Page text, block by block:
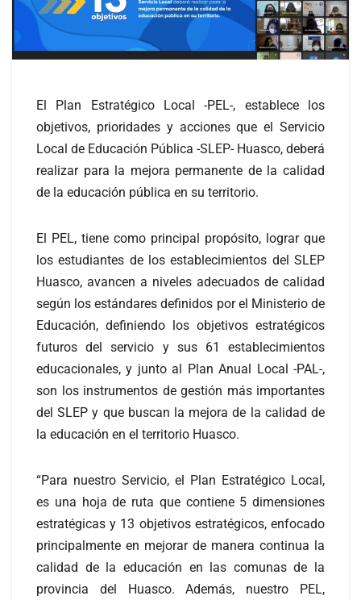
El Plan Estratégico Local -PEL-, establece los
objetivos, prioridades y acciones que el Servicio
Local de Educación Pública -SLEP- Huasco, deberá
realizar para la mejora permanente de la calidad
de la educación pública en su territorio.
El PEL, tiene como principal propósito, lograr que
los estudiantes de los establecimientos del SLEP
Huasco, avancen a niveles adecuados de calidad
según los estándares definidos por el Ministerio de
Educación, definiendo los objetivos estratégicos
futuros del servicio y sus 61 establecimientos
educacionales, y junto al Plan Anual Local -PAL-,
son los instrumentos de gestión más importantes
del SLEP y que buscan la mejora de la calidad de
la educación en el territorio Huasco.
“Para nuestro Servicio, el Plan Estratégico Local,
es una hoja de ruta que contiene 5 dimensiones
estratégicas y 13 objetivos estratégicos, enfocado
principalmente en mejorar de manera continua la
calidad de la educación en las comunas de la
provincia del Huasco. Además, nuestro PEL,